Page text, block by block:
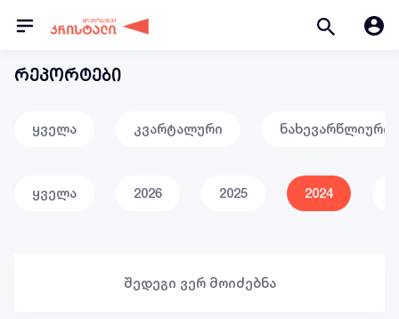
რეპორტები
ყველა კვარტალური ნახევარწლიური
ყველა 2026 2025 2024
შედეგი ვერ მოიძებნა